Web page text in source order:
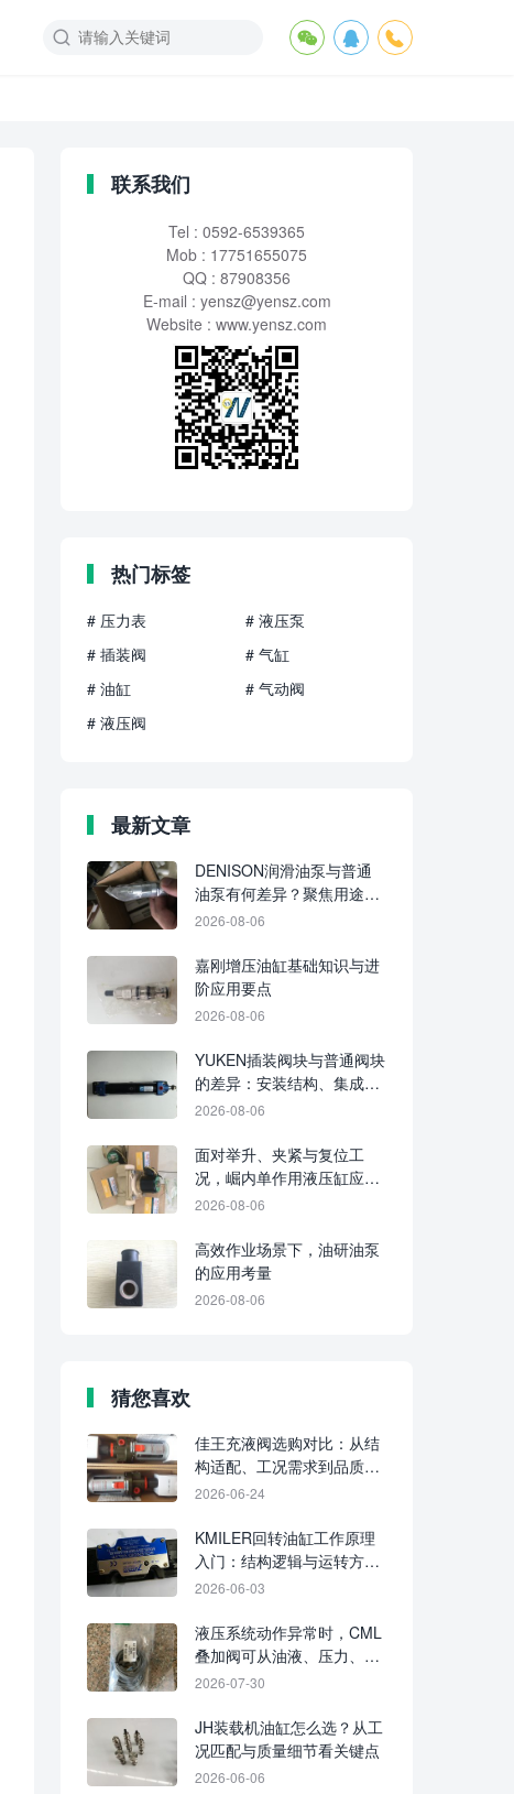
联系我们
Tel : 0592-6539365
Mob : 17751655075
QQ : 87908356
E-mail : yensz@yensz.com
Website : www.yensz.com
热门标签
# 压力表
# 液压泵
# 插装阀
# 气缸
# 油缸
# 气动阀
# 液压阀
最新文章
DENISON润滑油泵与普通
油泵有何差异？聚焦用途、
介质与供油方式
2026-08-06
嘉刚增压油缸基础知识与进
阶应用要点
2026-08-06
YUKEN插装阀块与普通阀块
的差异：安装结构、集成水
平及维护要点
2026-08-06
面对举升、夹紧与复位工
况，崛内单作用液压缸应分
别判断适配性
2026-08-06
高效作业场景下，油研油泵
的应用考量
2026-08-06
猜您喜欢
佳王充液阀选购对比：从结
构适配、工况需求到品质判
断
2026-06-24
KMILER回转油缸工作原理
入门：结构逻辑与运转方式
梳理
2026-06-03
液压系统动作异常时，CML
叠加阀可从油液、压力、阀
芯与安装面排查
2026-07-30
JH装载机油缸怎么选？从工
况匹配与质量细节看关键点
2026-06-06